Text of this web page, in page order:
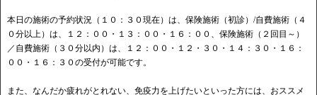
本日の施術の予約状況（１０：３０現在）は、保険施術（初診）/自費施術（４
０分以上）は、１２：００・１３：００・１６：００、保険施術（２回目～）
／自費施術（３０分以内）は、１２：００・１２・３０・１４：３０・１６：
００・１６：３０の受付が可能です。
また、なんだか疲れがとれない、免疫力を上げたいといった方には、おススメ